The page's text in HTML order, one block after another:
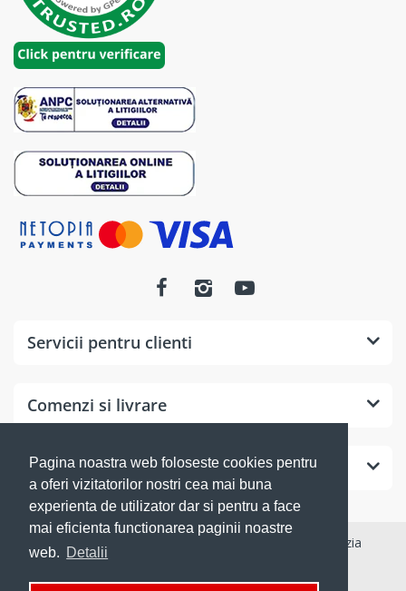
Pagina noastra web foloseste cookies pentru
a oferi vizitatorilor nostri cea mai buna
experienta de utilizator dar si pentru a face
mai eficienta functionarea paginii noastre
web. Detalii
Servicii pentru clienti
Comenzi si livrare
Suport clienti
© 2026 sculeshop
. Toate drepturile rezervate. Divizia
eCommerce a firmei Kreativ SRL